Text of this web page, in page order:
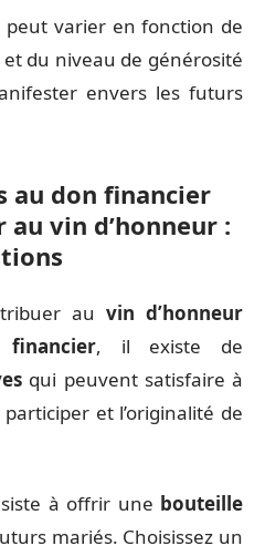
peut varier en fonction de
et du niveau de générosité
envers les futurs
au don financier
vin d’honneur :
au vin d’honneur
, il existe de
qui peuvent satisfaire à
et l’originalité de
à offrir une bouteille
mariés. Choisissez un